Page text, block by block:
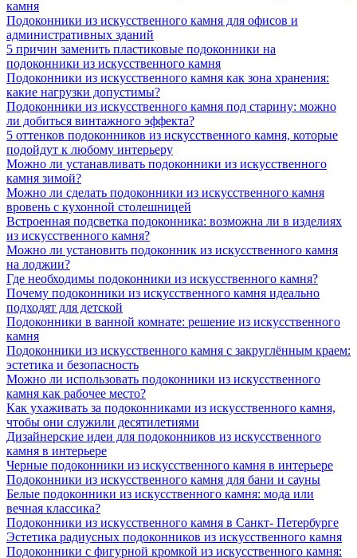
камня
Подоконники из искусственного камня для офисов и
административных зданий
5 причин заменить пластиковые подоконники на
подоконники из искусственного камня
Подоконники из искусственного камня как зона хранения:
какие нагрузки допустимы?
Подоконники из искусственного камня под старину: можно
ли добиться винтажного эффекта?
5 оттенков подоконников из искусственного камня, которые
подойдут к любому интерьеру
Можно ли устанавливать подоконники из искусственного
камня зимой?
Можно ли сделать подоконники из искусственного камня
вровень с кухонной столешницей
Встроенная подсветка подоконника: возможна ли в изделиях
из искусственного камня?
Можно ли установить подоконник из искусственного камня
на лоджии?
Где необходимы подоконники из искусственного камня?
Почему подоконники из искусственного камня идеально
подходят для детской
Подоконники в ванной комнате: решение из искусственного
камня
Подоконники из искусственного камня с закруглённым краем:
эстетика и безопасность
Можно ли использовать подоконники из искусственного
камня как рабочее место?
Как ухаживать за подоконниками из искусственного камня,
чтобы они служили десятилетиями
Дизайнерские идеи для подоконников из искусственного
камня в интерьере
Черные подоконники из искусственного камня в интерьере
Подоконники из искусственного камня для бани и сауны
Белые подоконники из искусственного камня: мода или
вечная классика?
Подоконники из искусственного камня в Санкт- Петербурге
Эстетика радиусных подоконников из искусственного камня
Подоконники с фигурной кромкой из искусственного камня: